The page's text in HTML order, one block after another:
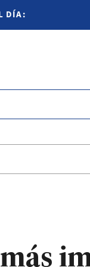
DÍA: